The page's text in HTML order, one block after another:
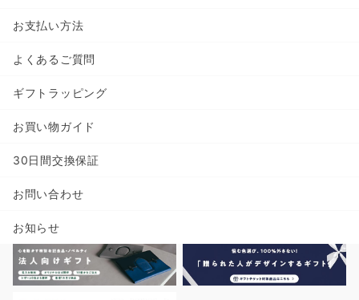
お支払い方法
よくあるご質問
ギフトラッピング
お買い物ガイド
30日間交換保証
お問い合わせ
お知らせ